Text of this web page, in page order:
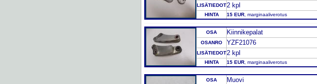
LISÄTIEDOT2 kpl
HINTA 15 EUR , marginaaliverotus
OSA Kiinnikepalat
OSANRO YZF21076
LISÄTIEDOT2 kpl
HINTA 15 EUR , marginaaliverotus
OSA Muovi